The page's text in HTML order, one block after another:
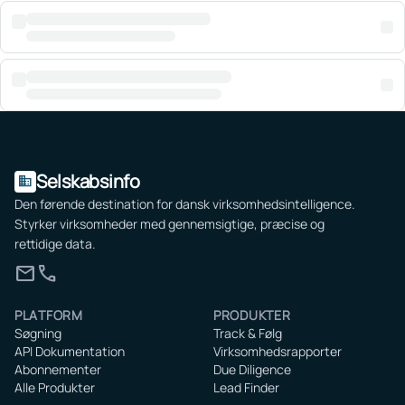
domain Selskabsinfo
Den førende destination for dansk virksomhedsintelligence.
Styrker virksomheder med gennemsigtige, præcise og
rettidige data.
mailcall
PLATFORM
Søgning
API Dokumentation
Abonnementer
Alle Produkter
PRODUKTER
Track & Følg
Virksomhedsrapporter
Due Diligence
Lead Finder